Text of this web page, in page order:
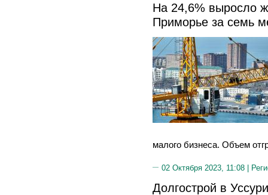
На 24,6% выросло
Приморье за семь
малого бизнеса. Объем
02 Октября 2023, 11:08 |
Долгострой в